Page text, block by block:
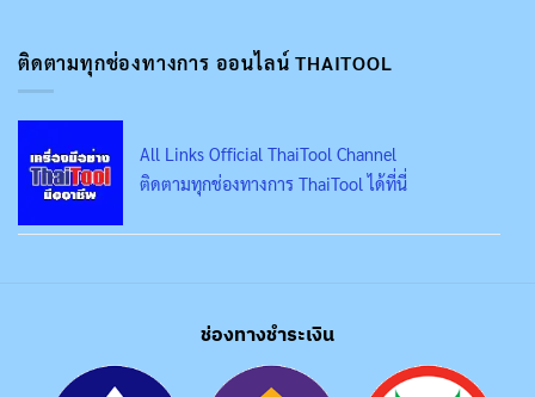
ติดตามทุกช่องทางการ ออนไลน์ THAITOOL
All Links Official ThaiTool Channel
ติดตามทุกช่องทางการ ThaiTool ได้ที่นี่
ช่องทางชำระเงิน